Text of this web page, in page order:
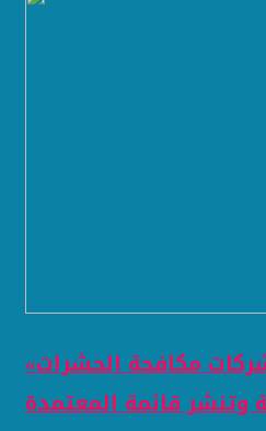
«الصحة» تحذر من شركات مكافحة الحشرات
وتنشر قائمة المعتمدة